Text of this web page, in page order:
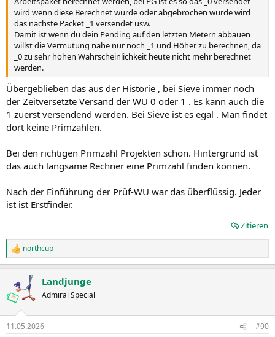
wird wenn diese Berechnet wurde oder abgebrochen wurde wird
das nächste Packet _1 versendet usw.
Damit ist wenn du dein Pending auf den letzten Metern abbauen
willst die Vermutung nahe nur noch _1 und Höher zu berechnen, da
_0 zu sehr hohen Wahrscheinlichkeit heute nicht mehr berechnet
werden.
Übergeblieben das aus der Historie , bei Sieve immer noch
der Zeitversetzte Versand der WU 0 oder 1 . Es kann auch die
1 zuerst versendend werden. Bei Sieve ist es egal . Man findet
dort keine Primzahlen.
Bei den richtigen Primzahl Projekten schon. Hintergrund ist
das auch langsame Rechner eine Primzahl finden können.
Nach der Einführung der Prüf-WU war das überflüssig. Jeder
ist ist Erstfinder.
Zitieren
R
e
t
i
e
northcup
Landjunge
Admiral Special
11.05.2026 #90